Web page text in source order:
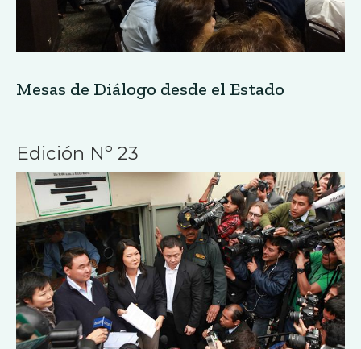
Mesas de Diálogo desde el Estado
Edición Nº 23